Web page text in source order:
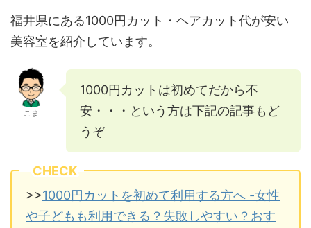
福井県にある1000円カット・ヘアカット代が安い
美容室を紹介しています。
こま
1000円カットは初めてだから不
安・・・という方は下記の記事もど
うぞ
CHECK
>>1000円カットを初めて利用する方へ -女性
や子どもも利用できる？失敗しやすい？おす